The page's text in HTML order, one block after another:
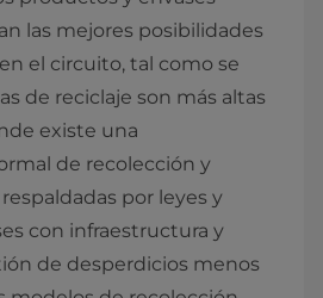
las mejores posibilidades
el circuito, tal como se
de reciclaje son más altas
existe una
de recolección y
por leyes y
con infraestructura y
de desperdicios menos